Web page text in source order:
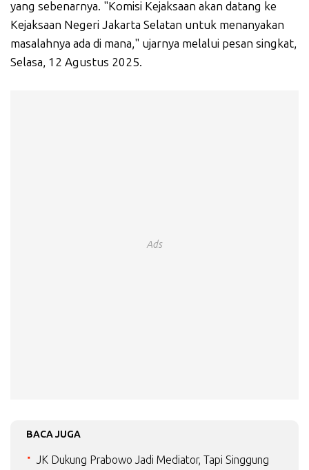
yang sebenarnya. "Komisi Kejaksaan akan datang ke
Kejaksaan Negeri Jakarta Selatan untuk menanyakan
masalahnya ada di mana," ujarnya melalui pesan singkat,
Selasa, 12 Agustus 2025.
Ads
BACA JUGA
JK Dukung Prabowo Jadi Mediator, Tapi Singgung